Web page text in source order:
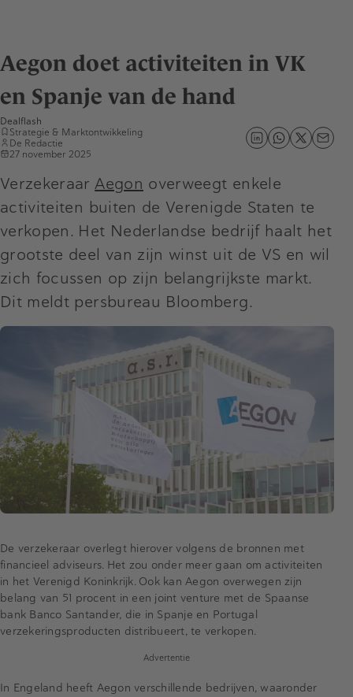
Aegon doet activiteiten in VK
en Spanje van de hand
Dealflash
Strategie & Marktontwikkeling
De Redactie
27 november 2025
VerzekeraarAegon overweegt enkele
activiteiten buiten de Verenigde Staten te
verkopen. Het Nederlandse bedrijf haalt het
grootste deel van zijn winst uit de VS en wil
zich focussen op zijn belangrijkste markt.
Dit meldt persbureau Bloomberg.
De verzekeraar overlegt hierover volgens de bronnen met
financieel adviseurs. Het zou onder meer gaan om activiteiten
in het Verenigd Koninkrijk. Ook kan Aegon overwegen zijn
belang van 51 procent in een joint venture met de Spaanse
bank Banco Santander, die in Spanje en Portugal
verzekeringsproducten distribueert, te verkopen.
Advertentie
In Engeland heeft Aegon verschillende bedrijven, waaronder